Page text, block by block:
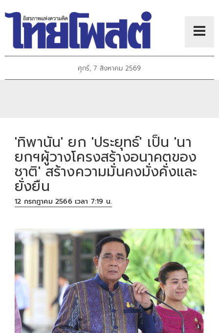
ศุกร์, 7 สิงหาคม 2569
'ทิพานัน' ยก 'ประยุทธ์' เป็น 'นา
ยกฯผู้วางโครงสร้างอนาคตของ
ชาติ' สร้างความมั่นคงมั่งคั่งและ
ยั่งยืน
12 กรกฎาคม 2566 เวลา 7:19 น.